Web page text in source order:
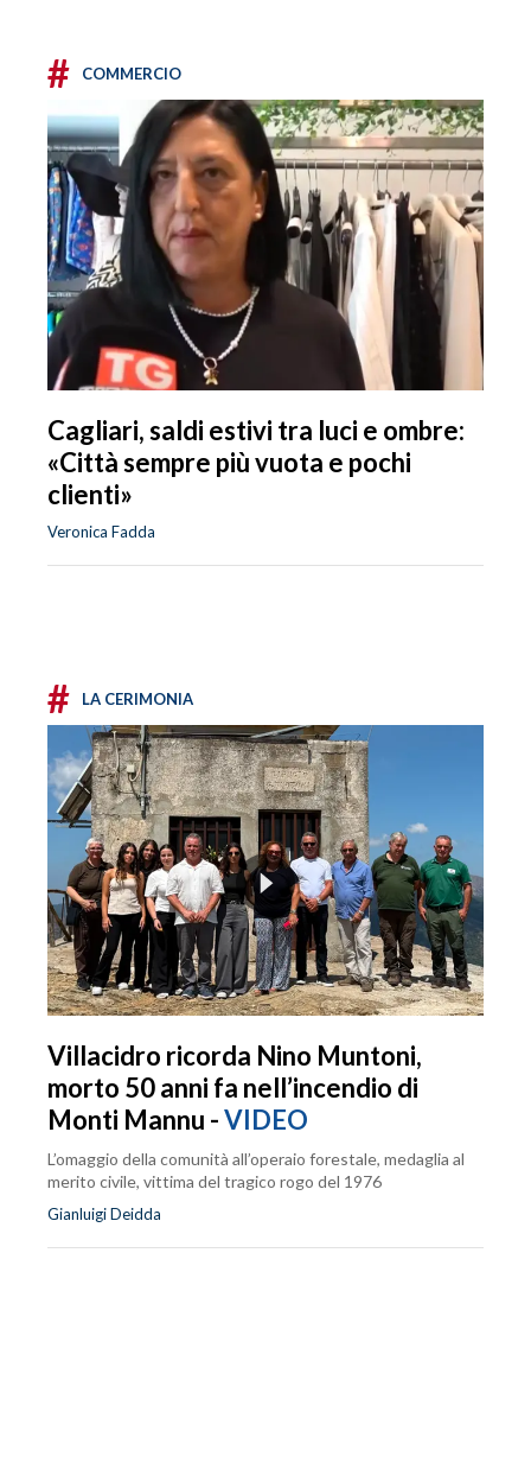
# COMMERCIO
Cagliari, saldi estivi tra luci e ombre:
«Città sempre più vuota e pochi
clienti»
Veronica Fadda
# LA CERIMONIA
Villacidro ricorda Nino Muntoni,
morto 50 anni fa nell’incendio di
Monti Mannu -VIDEO
L’omaggio della comunità all’operaio forestale, medaglia al
merito civile, vittima del tragico rogo del 1976
Gianluigi Deidda